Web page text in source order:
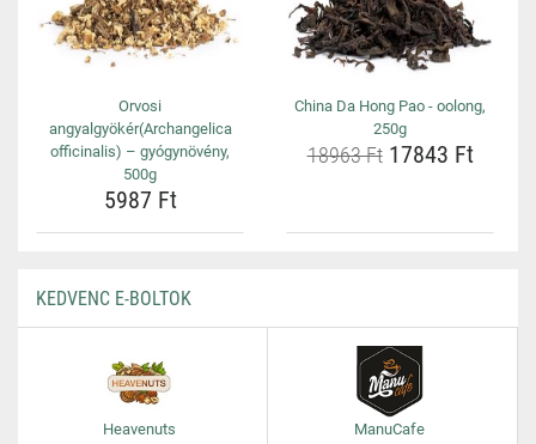
Orvosi
angyalgyökér(Archangelica
officinalis) – gyógynövény,
500g
5987 Ft
China Da Hong Pao - oolong,
250g
18963 Ft17843 Ft
KEDVENC E-BOLTOK
Heavenuts ManuCafe